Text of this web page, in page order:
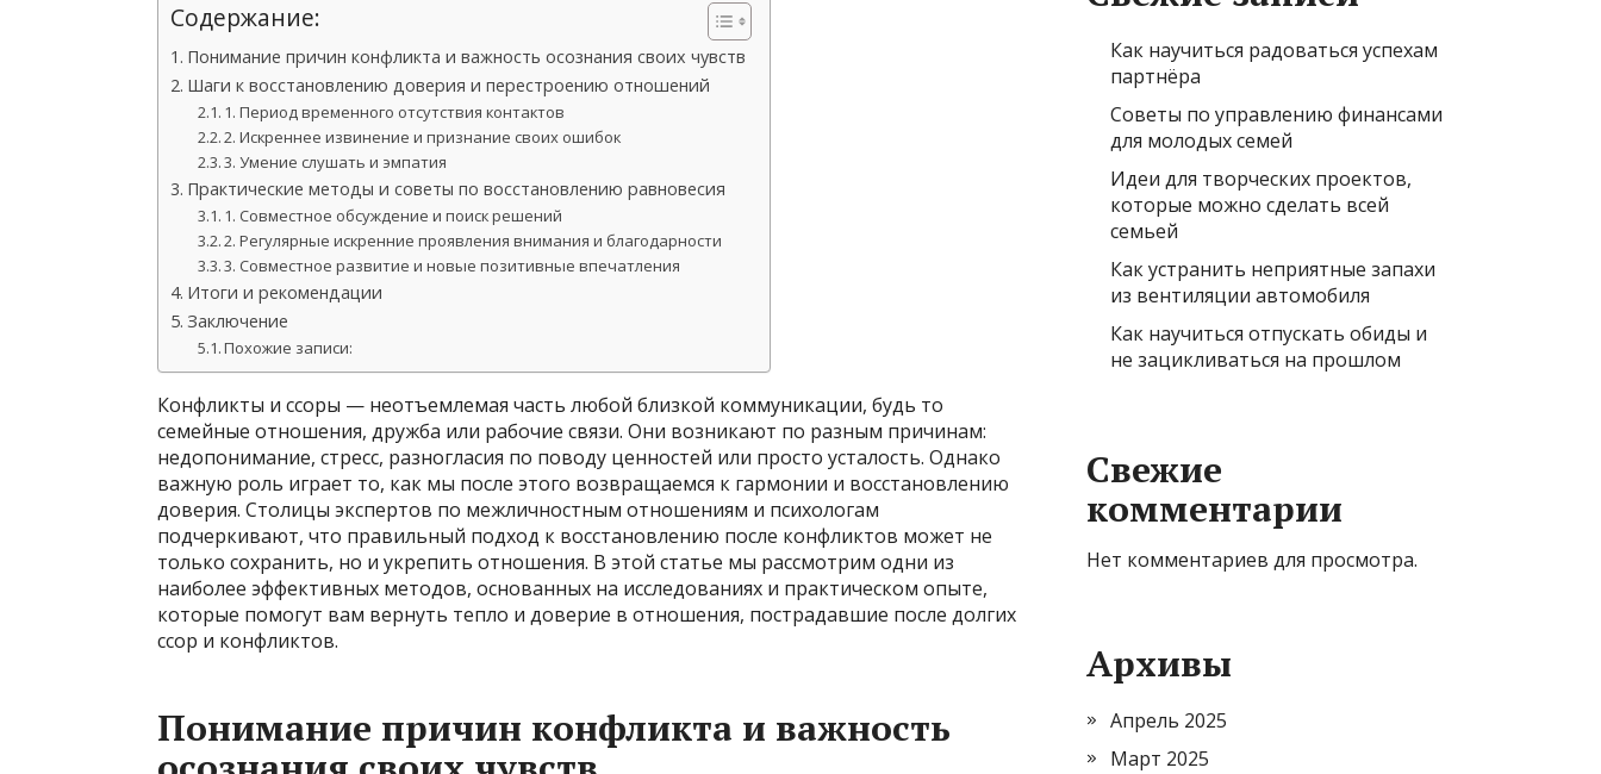
Содержание:
Понимание причин конфликта и важность осознания своих чувств
Шаги к восстановлению доверия и перестроению отношений
1. Период временного отсутствия контактов
2. Искреннее извинение и признание своих ошибок
3. Умение слушать и эмпатия
Практические методы и советы по восстановлению равновесия
1. Совместное обсуждение и поиск решений
2. Регулярные искренние проявления внимания и благодарности
3. Совместное развитие и новые позитивные впечатления
Итоги и рекомендации
Заключение
Похожие записи:
Конфликты и ссоры — неотъемлемая часть любой близкой коммуникации, будь то
семейные отношения, дружба или рабочие связи. Они возникают по разным причинам:
недопонимание, стресс, разногласия по поводу ценностей или просто усталость. Однако
важную роль играет то, как мы после этого возвращаемся к гармонии и восстановлению
доверия. Столицы экспертов по межличностным отношениям и психологам
подчеркивают, что правильный подход к восстановлению после конфликтов может не
только сохранить, но и укрепить отношения. В этой статье мы рассмотрим одни из
наиболее эффективных методов, основанных на исследованиях и практическом опыте,
которые помогут вам вернуть тепло и доверие в отношения, пострадавшие после долгих
ссор и конфликтов.
Понимание причин конфликта и важность
Как научиться радоваться успехам
партнёра
Советы по управлению финансами
для молодых семей
Идеи для творческих проектов,
которые можно сделать всей
семьей
Как устранить неприятные запахи
из вентиляции автомобиля
Как научиться отпускать обиды и
не зацикливаться на прошлом
Свежие
комментарии
Нет комментариев для просмотра.
Архивы
Апрель 2025
Март 2025